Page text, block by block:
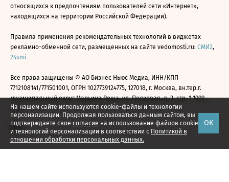
На нашем сайте используются cookie-файлы и технологии
персонализации. Продолжая пользоваться данным сайтом, вы
подтверждаете свое согласие на использование файлов cookie
и технологий персонализации в соответствии с Политикой в
отношении обработки персональных данных.
ОК
относящихся к предпочтениям пользователей сети «Интернет»,
находящихся на территории Российской Федерации).
Правила применения рекомендательных технологий в виджетах
рекламно-обменной сети, размещенных на сайте vedomosti.ru: СМИ2,
24smi
Все права защищены © АО Бизнес Ньюс Медиа, ИНН/КПП
7712108141/771501001, ОГРН 1027739124775, 127018, г. Москва, вн.тер.г.
муниципальный округ Марьина Роща, ул. Полковая, д. 3, стр. 1 1999—
2026